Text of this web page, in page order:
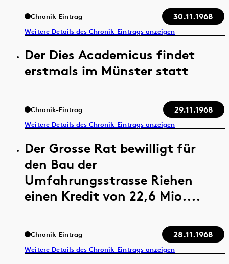
Chronik-Eintrag 30.11.1968
Weitere Details des Chronik-Eintrags anzeigen
Der Dies Academicus findet
erstmals im Münster statt
Chronik-Eintrag 29.11.1968
Weitere Details des Chronik-Eintrags anzeigen
Der Grosse Rat bewilligt für
den Bau der
Umfahrungsstrasse Riehen
einen Kredit von 22,6 Mio....
Chronik-Eintrag 28.11.1968
Weitere Details des Chronik-Eintrags anzeigen